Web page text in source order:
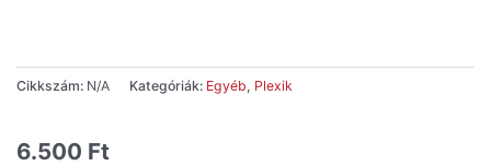
Cikkszám: N/A Kategóriák: Egyéb, Plexik
6.500 Ft